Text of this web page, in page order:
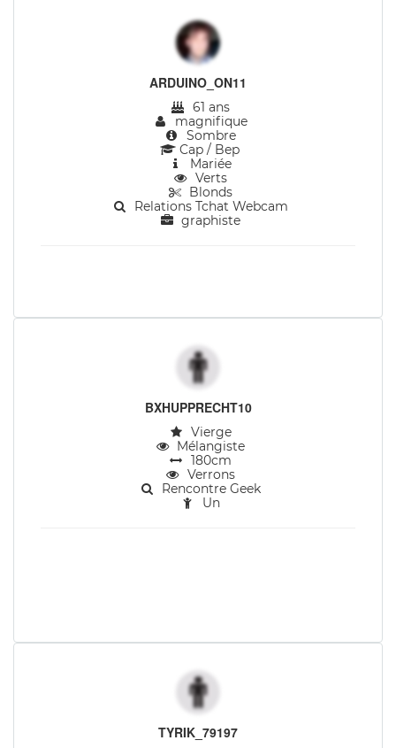
ARDUINO_ON11
61 ans
magnifique
Sombre
Cap / Bep
Mariée
Verts
Blonds
Relations Tchat Webcam
graphiste
BXHUPPRECHT10
Vierge
Mélangiste
180cm
Verrons
Rencontre Geek
Un
TYRIK_79197